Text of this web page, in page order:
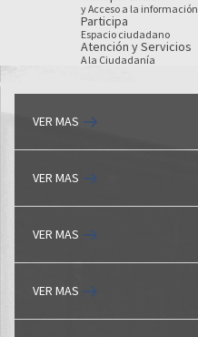
y Acceso a la información
Participa
Espacio ciudadano
Atención y Servicios
A la Ciudadanía
VER MAS
VER MAS
VER MAS
VER MAS